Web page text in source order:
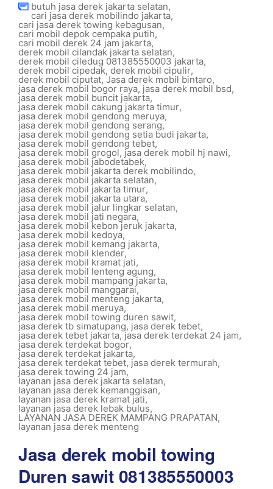
butuh jasa derek jakarta selatan,
cari jasa derek mobilindo jakarta,
cari jasa derek towing kebagusan,
cari mobil depok cempaka putih,
cari mobil derek 24 jam jakarta,
derek mobil cilandak jakarta selatan,
derek mobil ciledug 081385550003 jakarta,
derek mobil cipedak, derek mobil cipulir,
derek mobil ciputat, Jasa derek mobil bintaro,
jasa derek mobil bogor raya, jasa derek mobil bsd,
jasa derek mobil buncit jakarta,
jasa derek mobil cakung jakarta timur,
jasa derek mobil gendong meruya,
jasa derek mobil gendong serang,
jasa derek mobil gendong setia budi jakarta,
jasa derek mobil gendong tebet,
jasa derek mobil grogol, jasa derek mobil hj nawi,
jasa derek mobil jabodetabek,
jasa derek mobil jakarta derek mobilindo,
jasa derek mobil jakarta selatan,
jasa derek mobil jakarta timur,
jasa derek mobil jakarta utara,
jasa derek mobil jalur lingkar selatan,
jasa derek mobil jati negara,
jasa derek mobil kebon jeruk jakarta,
jasa derek mobil kedoya,
jasa derek mobil kemang jakarta,
jasa derek mobil klender,
jasa derek mobil kramat jati,
jasa derek mobil lenteng agung,
jasa derek mobil mampang jakarta,
jasa derek mobil manggarai,
jasa derek mobil menteng jakarta,
jasa derek mobil meruya,
jasa derek mobil towing duren sawit,
jasa derek tb simatupang, jasa derek tebet,
jasa derek tebet jakarta,jasa derek terdekat 24 jam,
jasa derek terdekat bogor,
jasa derek terdekat jakarta,
jasa derek terdekat tebet, jasa derek termurah,
jasa derek towing 24 jam,
layanan jasa derek jakarta selatan,
layanan jasa derek kemanggisan,
layanan jasa derek kramat jati,
layanan jasa derek lebak bulus,
LAYANAN JASA DEREK MAMPANG PRAPATAN,
layanan jasa derek menteng
Jasa derek mobil towing
Duren sawit 081385550003